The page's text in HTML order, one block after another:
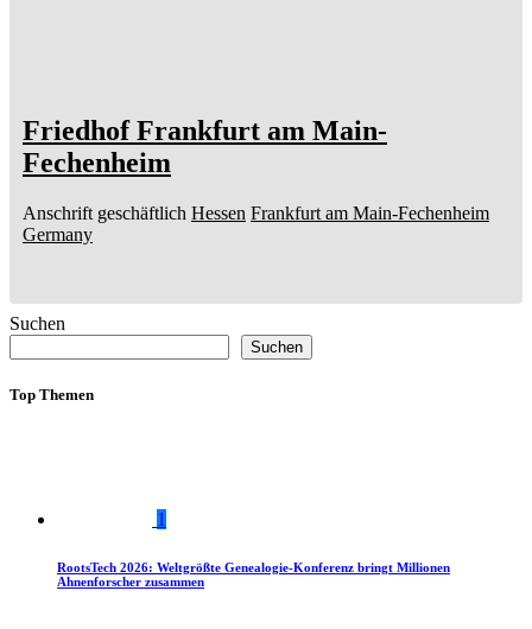
Friedhof Frankfurt am Main-
Fechenheim
Anschrift geschäftlich Hessen Frankfurt am Main-Fechenheim
Germany
Suchen
Suchen
Top Themen
1
RootsTech 2026: Weltgrößte Genealogie-Konferenz bringt Millionen
Ahnenforscher zusammen